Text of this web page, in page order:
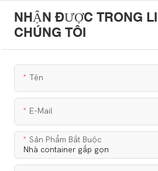
NHẬN ĐƯỢC TRONG
CHÚNG TÔI
Tên
E-Mail
Sản Phẩm Bắt Buộc